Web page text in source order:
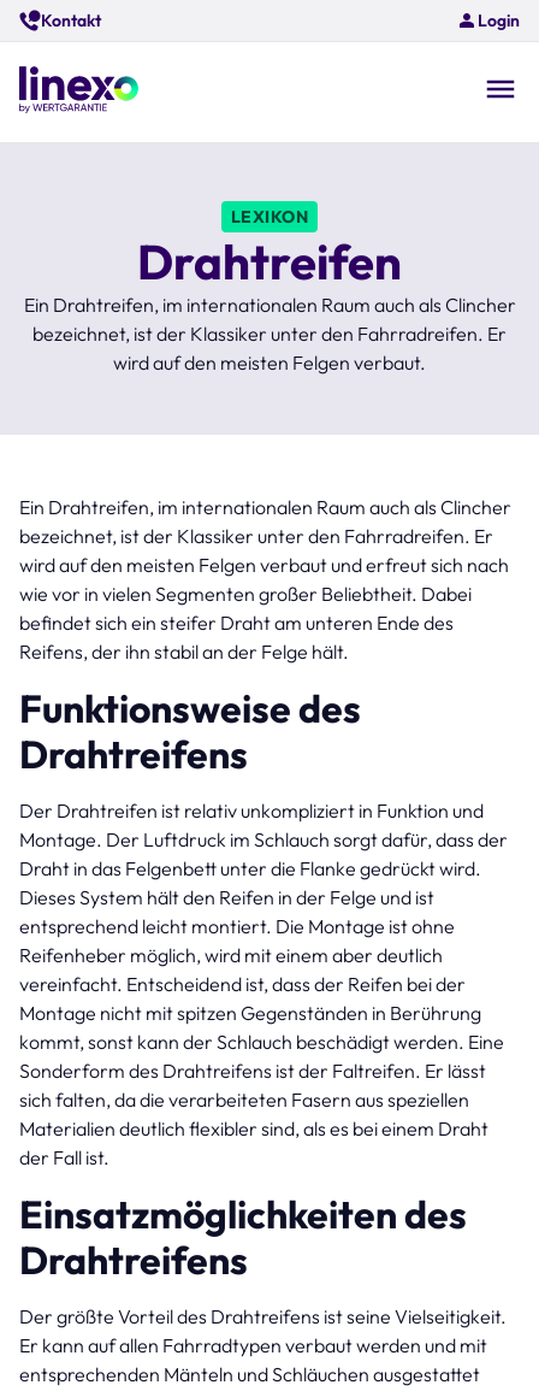
Skip
to
main
content
Kontakt Login
LEXIKON
Drahtreifen
Ein Drahtreifen, im internationalen Raum auch als Clincher
bezeichnet, ist der Klassiker unter den Fahrradreifen. Er
wird auf den meisten Felgen verbaut.
Ein Drahtreifen, im internationalen Raum auch als Clincher
bezeichnet, ist der Klassiker unter den Fahrradreifen. Er
wird auf den meisten Felgen verbaut und erfreut sich nach
wie vor in vielen Segmenten großer Beliebtheit. Dabei
befindet sich ein steifer Draht am unteren Ende des
Reifens, der ihn stabil an der Felge hält.
Funktionsweise des
Drahtreifens
Der Drahtreifen ist relativ unkompliziert in Funktion und
Montage. Der Luftdruck im Schlauch sorgt dafür, dass der
Draht in das Felgenbett unter die Flanke gedrückt wird.
Dieses System hält den Reifen in der Felge und ist
entsprechend leicht montiert. Die Montage ist ohne
Reifenheber möglich, wird mit einem aber deutlich
vereinfacht. Entscheidend ist, dass der Reifen bei der
Montage nicht mit spitzen Gegenständen in Berührung
kommt, sonst kann der Schlauch beschädigt werden. Eine
Sonderform des Drahtreifens ist der Faltreifen. Er lässt
sich falten, da die verarbeiteten Fasern aus speziellen
Materialien deutlich flexibler sind, als es bei einem Draht
der Fall ist.
Einsatzmöglichkeiten des
Drahtreifens
Der größte Vorteil des Drahtreifens ist seine Vielseitigkeit.
Er kann auf allen Fahrradtypen verbaut werden und mit
entsprechenden Mänteln und Schläuchen ausgestattet